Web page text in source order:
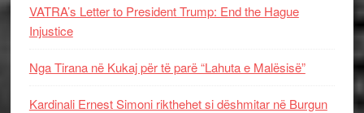
VATRA’s Letter to President Trump: End the Hague
Injustice
Nga Tirana në Kukaj për të parë “Lahuta e Malësisë”
Kardinali Ernest Simoni rikthehet si dëshmitar në Burgun